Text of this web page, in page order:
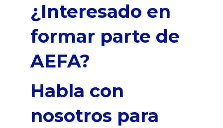
¿Interesado en
formar parte de
AEFA?
Habla con
nosotros para